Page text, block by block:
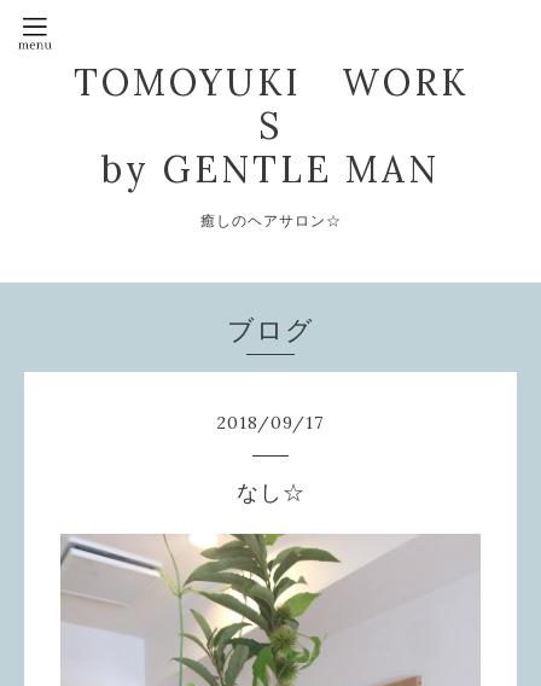
TOMOYUKI WORK
S
by GENTLE MAN
癒しのヘアサロン☆
ブログ
2018/09/17
なし☆